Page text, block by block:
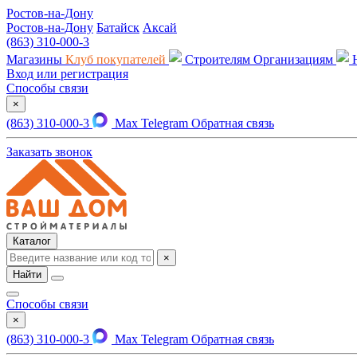
Ростов-на-Дону
Ростов-на-Дону Батайск Аксай
(863) 310-000-3
Магазины Клуб покупателей Строителям Организациям
Вход или регистрация
Способы связи
×
(863) 310-000-3 Max Telegram Обратная связь
Заказать звонок
Каталог
×
Найти
Способы связи
×
(863) 310-000-3 Max Telegram Обратная связь